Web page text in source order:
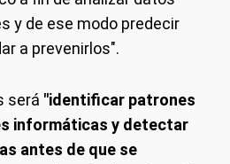
y de ese modo predecir
a prevenirlos".
será "identificar patrones
informáticas y detectar
antes de que se